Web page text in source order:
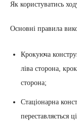
Як користуватись
Основні правила
Крокуюча
ліва сторона,
сторона;
Стаціонарна
переставляється